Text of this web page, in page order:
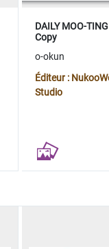
DAILY MOO-
Copy
o-okun
Éditeur :
Studio